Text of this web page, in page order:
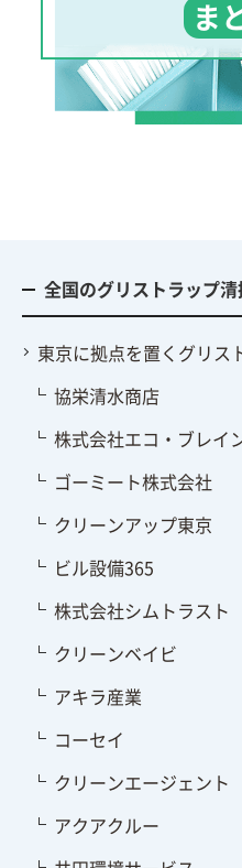
ま
全国のグリストラップ
東京に拠点を置くグリス
協栄清水商店
株式会社エコ・ブレイ
ゴーミート株式会社
クリーンアップ東京
ビル設備365
株式会社シムトラスト
クリーンベイビ
アキラ産業
コーセイ
クリーンエージェント
アクアクルー